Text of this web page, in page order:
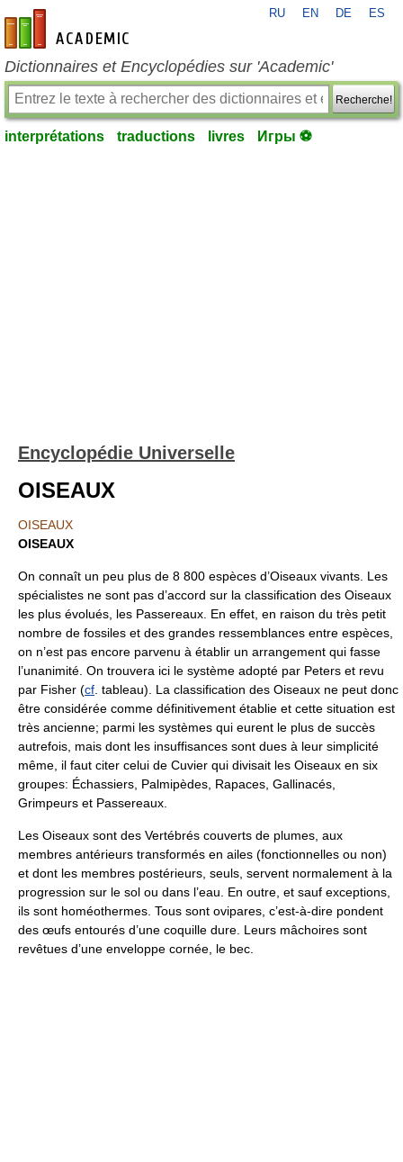
fr-academic.com
RU EN DE ES
Dictionnaires et Encyclopédies sur 'Academic'
Recherche!
interprétations traductions livres Игры ⚽
Encyclopédie Universelle
OISEAUX
OISEAUX
OISEAUX
On connaît un peu plus de 8 800 espèces d’Oiseaux vivants. Les
spécialistes ne sont pas d’accord sur la classification des Oiseaux
les plus évolués, les Passereaux. En effet, en raison du très petit
nombre de fossiles et des grandes ressemblances entre espèces,
on n’est pas encore parvenu à établir un arrangement qui fasse
l’unanimité. On trouvera ici le système adopté par Peters et revu
par Fisher (cf . tableau). La classification des Oiseaux ne peut donc
être considérée comme définitivement établie et cette situation est
très ancienne; parmi les systèmes qui eurent le plus de succès
autrefois, mais dont les insuffisances sont dues à leur simplicité
même, il faut citer celui de Cuvier qui divisait les Oiseaux en six
groupes: Échassiers, Palmipèdes, Rapaces, Gallinacés,
Grimpeurs et Passereaux.
Les Oiseaux sont des Vertébrés couverts de plumes, aux
membres antérieurs transformés en ailes (fonctionnelles ou non)
et dont les membres postérieurs, seuls, servent normalement à la
progression sur le sol ou dans l’eau. En outre, et sauf exceptions,
ils sont homéothermes. Tous sont ovipares, c’est-à-dire pondent
des œufs entourés d’une coquille dure. Leurs mâchoires sont
revêtues d’une enveloppe cornée, le bec.